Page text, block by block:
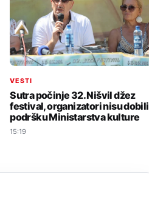
VESTI
Sutra počinje 32. Nišvil džez
festival, organizatori nisu dobili
podršku Ministarstva kulture
15:19